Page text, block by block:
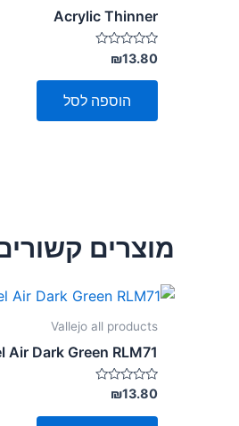
Acrylic Thinner
דורג
0
מתוך
₪13.80
הוספה לסל
מוצרים
Vallejo all products
Air Dark Green RLM71
דורג
0
מתוך
₪13.80